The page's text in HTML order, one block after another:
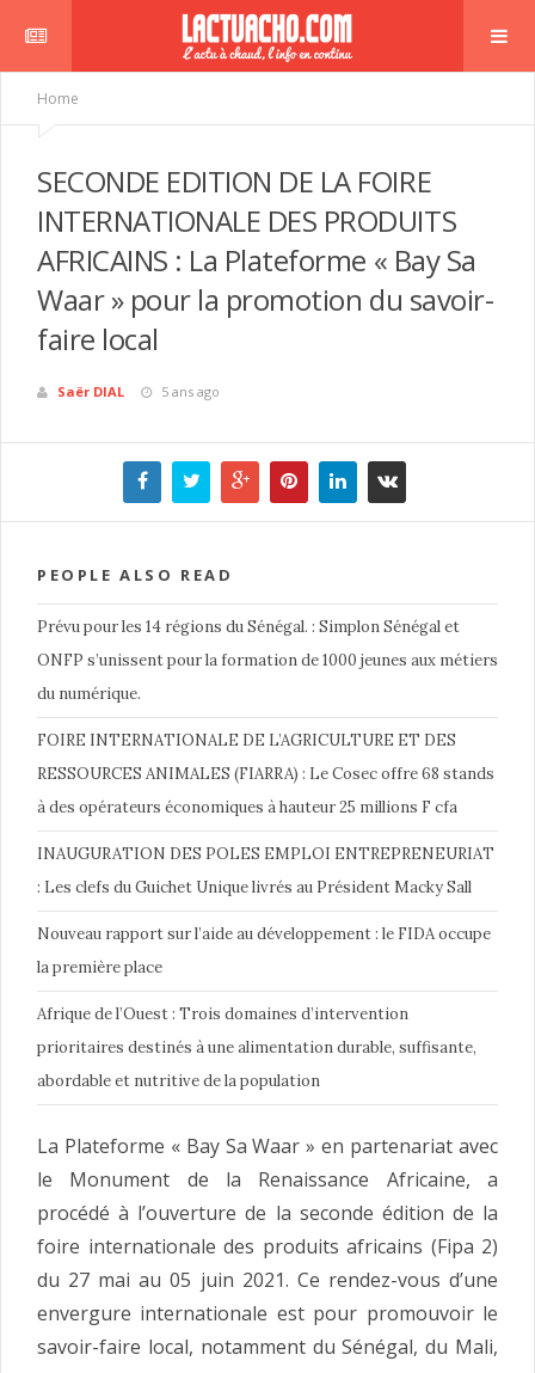
Home
SECONDE EDITION DE LA FOIRE
INTERNATIONALE DES PRODUITS
AFRICAINS : La Plateforme « Bay Sa
Waar » pour la promotion du savoir-
faire local
Saër DIAL 5 ans ago
PEOPLE ALSO READ
Prévu pour les 14 régions du Sénégal. : Simplon Sénégal et
ONFP s’unissent pour la formation de 1000 jeunes aux métiers
du numérique.
FOIRE INTERNATIONALE DE L’AGRICULTURE ET DES
RESSOURCES ANIMALES (FIARRA) : Le Cosec offre 68 stands
à des opérateurs économiques à hauteur 25 millions F cfa
INAUGURATION DES POLES EMPLOI ENTREPRENEURIAT
: Les clefs du Guichet Unique livrés au Président Macky Sall
Nouveau rapport sur l’aide au développement : le FIDA occupe
la première place
Afrique de l’Ouest : Trois domaines d’intervention
prioritaires destinés à une alimentation durable, suffisante,
abordable et nutritive de la population
La Plateforme « Bay Sa Waar » en partenariat avec
le Monument de la Renaissance Africaine, a
procédé à l’ouverture de la seconde édition de la
foire internationale des produits africains (Fipa 2)
du 27 mai au 05 juin 2021. Ce rendez-vous d’une
envergure internationale est pour promouvoir le
savoir-faire local, notamment du Sénégal, du Mali,